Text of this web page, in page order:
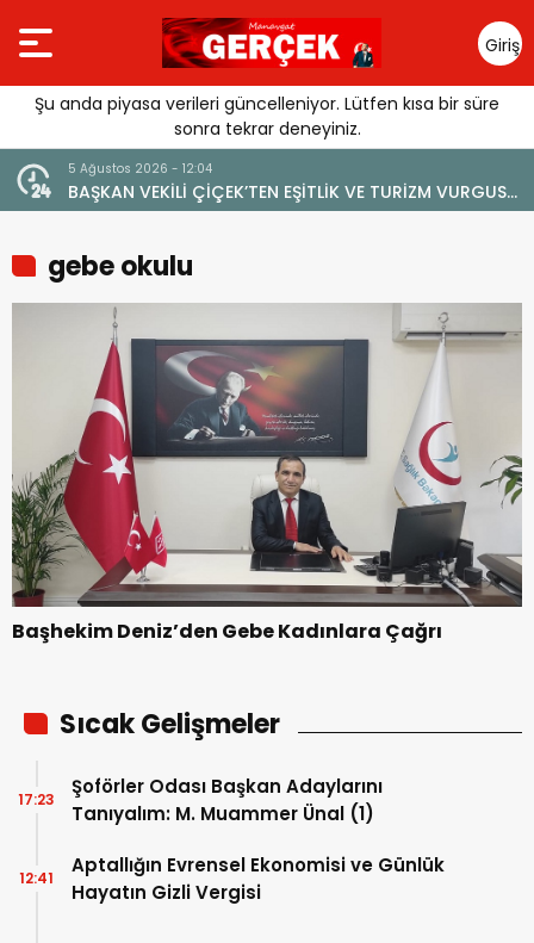
Giriş
Yap
Şu anda piyasa verileri güncelleniyor. Lütfen kısa bir süre
sonra tekrar deneyiniz.
5 Ağustos 2026 - 12:04
BAŞKAN VEKİLİ ÇİÇEK’TEN EŞİTLİK VE TURİZM VURGUSU:
“MANAVGAT’IN MARKA DEĞERİNE ZARAR VERİLMEMELİ”
gebe okulu
Başhekim Deniz’den Gebe Kadınlara Çağrı
Sıcak Gelişmeler
Şoförler Odası Başkan Adaylarını
Tanıyalım: M. Muammer Ünal (1)
17:23
Aptallığın Evrensel Ekonomisi ve Günlük
Hayatın Gizli Vergisi
12:41